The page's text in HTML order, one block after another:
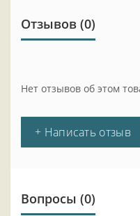
Отзывов (0)
Нет отзывов об этом
+ Написать отзыв
Вопросы (0)